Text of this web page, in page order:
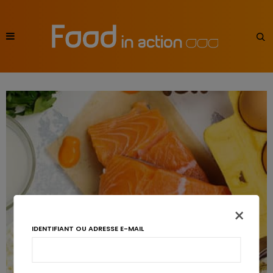
×
IDENTIFIANT OU ADRESSE E-MAIL